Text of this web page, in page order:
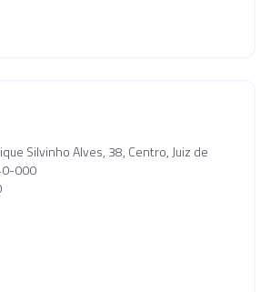
Silvinho Alves, 38, Centro, Juiz de
000